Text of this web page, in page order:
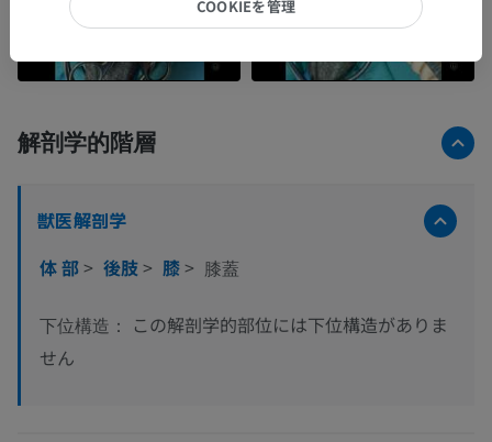
解剖学的階層
獣医解剖学
体 部> 後肢> 膝> 膝蓋
下位構造：
この解剖学的部位には下位構造がありま
せん
COOKIEを管理